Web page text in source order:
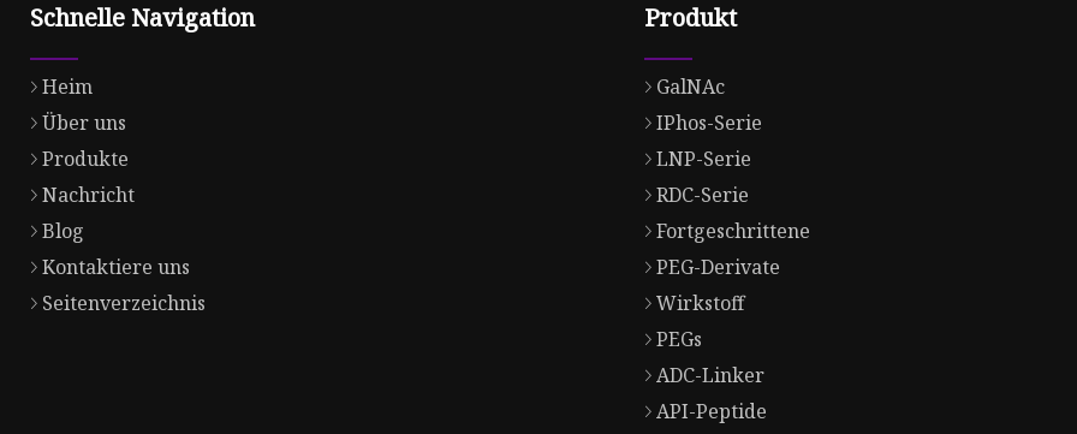
Schnelle Navigation
Heim
Über uns
Produkte
Nachricht
Blog
Kontaktiere uns
Seitenverzeichnis
Produkt
GalNAc
IPhos-Serie
LNP-Serie
RDC-Serie
Fortgeschrittene
PEG-Derivate
Wirkstoff
PEGs
ADC-Linker
API-Peptide